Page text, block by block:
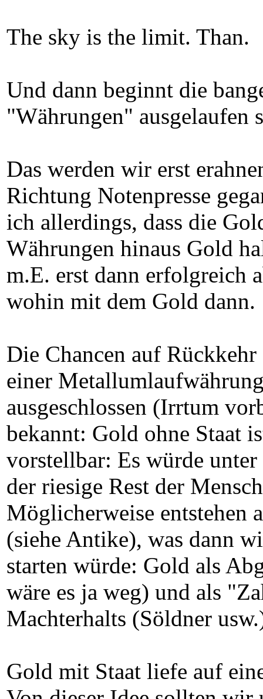
The sky is the limit. Than.
Und dann beginnt die
"Währungen" ausgelaufen
Das werden wir erst
Richtung Notenpresse
ich allerdings, dass die
Währungen hinaus Gold
m.E. erst dann erfolgreich
wohin mit dem Gold dann.
Die Chancen auf
einer
ausgeschlossen (Irrtum
bekannt: Gold ohne Staat
vorstellbar: Es würde
der riesige Rest der
Möglicherweise
(siehe Antike), was dann
starten würde: Gold als
wäre es ja weg) und als
Machterhalts (Söldner
Gold mit Staat liefe auf